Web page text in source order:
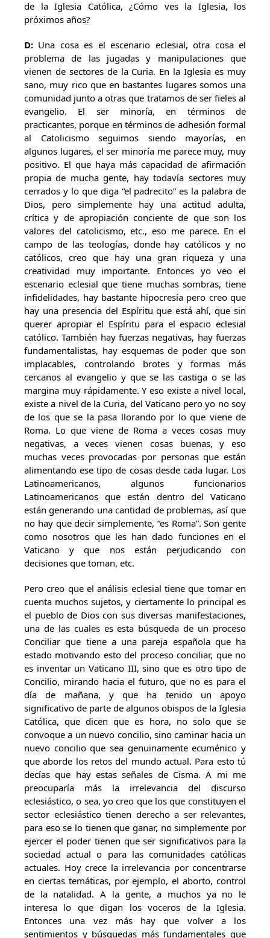
de la Iglesia Católica, ¿Cómo ves la Iglesia, los
próximos años?
D: Una cosa es el escenario eclesial, otra cosa el
problema de las jugadas y manipulaciones que
vienen de sectores de la Curia. En la Iglesia es muy
sano, muy rico que en bastantes lugares somos una
comunidad junto a otras que tratamos de ser fieles al
evangelio. El ser minoría, en términos de
practicantes, porque en términos de adhesión formal
al Catolicismo seguimos siendo mayorías, en
algunos lugares, el ser minoría me parece muy, muy
positivo. El que haya más capacidad de afirmación
propia de mucha gente, hay todavía sectores muy
cerrados y lo que diga “el padrecito” es la palabra de
Dios, pero simplemente hay una actitud adulta,
crítica y de apropiación conciente de que son los
valores del catolicismo, etc., eso me parece. En el
campo de las teologías, donde hay católicos y no
católicos, creo que hay una gran riqueza y una
creatividad muy importante. Entonces yo veo el
escenario eclesial que tiene muchas sombras, tiene
infidelidades, hay bastante hipocresía pero creo que
hay una presencia del Espíritu que está ahí, que sin
querer apropiar el Espíritu para el espacio eclesial
católico. También hay fuerzas negativas, hay fuerzas
fundamentalistas, hay esquemas de poder que son
implacables, controlando brotes y formas más
cercanos al evangelio y que se las castiga o se las
margina muy rápidamente. Y eso existe a nivel local,
existe a nivel de la Curia, del Vaticano pero yo no soy
de los que se la pasa llorando por lo que viene de
Roma. Lo que viene de Roma a veces cosas muy
negativas, a veces vienen cosas buenas, y eso
muchas veces provocadas por personas que están
alimentando ese tipo de cosas desde cada lugar. Los
Latinoamericanos, algunos funcionarios
Latinoamericanos que están dentro del Vaticano
están generando una cantidad de problemas, así que
no hay que decir simplemente, “es Roma”. Son gente
como nosotros que les han dado funciones en el
Vaticano y que nos están perjudicando con
decisiones que toman, etc.
Pero creo que el análisis eclesial tiene que tomar en
cuenta muchos sujetos, y ciertamente lo principal es
el pueblo de Dios con sus diversas manifestaciones,
una de las cuales es esta búsqueda de un proceso
Conciliar que tiene a una pareja española que ha
estado motivando esto del proceso conciliar, que no
es inventar un Vaticano III, sino que es otro tipo de
Concilio, mirando hacia el futuro, que no es para el
día de mañana, y que ha tenido un apoyo
significativo de parte de algunos obispos de la Iglesia
Católica, que dicen que es hora, no solo que se
convoque a un nuevo concilio, sino caminar hacia un
nuevo concilio que sea genuinamente ecuménico y
que aborde los retos del mundo actual. Para esto tú
decías que hay estas señales de Cisma. A mi me
preocuparía más la irrelevancia del discurso
eclesiástico, o sea, yo creo que los que constituyen el
sector eclesiástico tienen derecho a ser relevantes,
para eso se lo tienen que ganar, no simplemente por
ejercer el poder tienen que ser significativos para la
sociedad actual o para las comunidades católicas
actuales. Hoy crece la irrelevancia por concentrarse
en ciertas temáticas, por ejemplo, el aborto, control
de la natalidad. A la gente, a muchos ya no le
interesa lo que digan los voceros de la Iglesia.
Entonces una vez más hay que volver a los
sentimientos y búsquedas más fundamentales que